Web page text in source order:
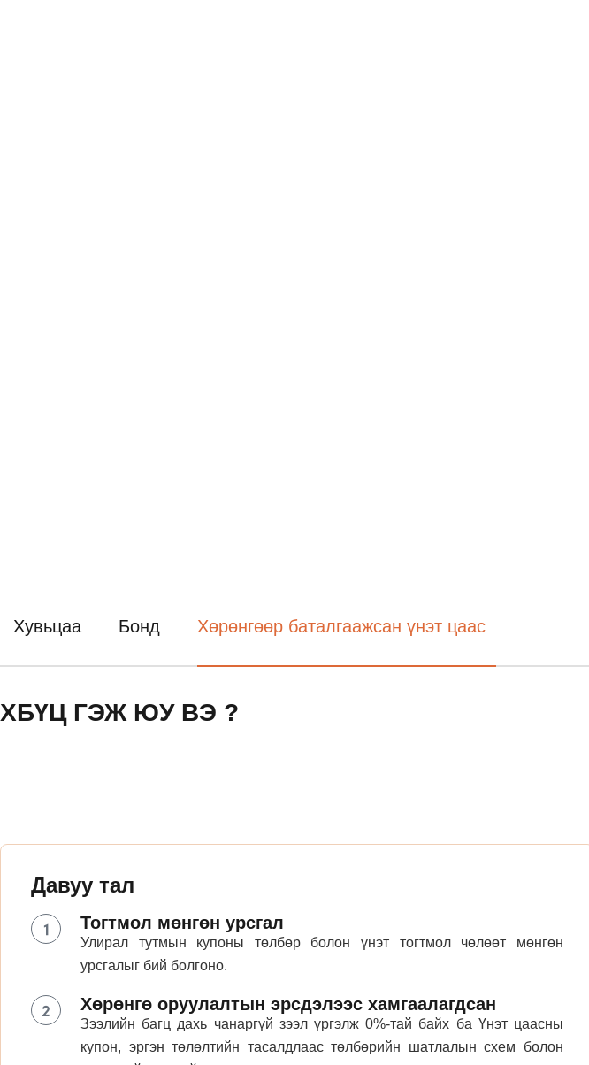
Хувьцаа Бонд Хөрөнгөөр баталгаажсан үнэт цаас
ХБҮЦ ГЭЖ ЮУ ВЭ ?
Давуу тал
Тогтмол мөнгөн урсгал
Улирал тутмын купоны төлбөр болон үнэт тогтмол чөлөөт мөнгөн
урсгалыг бий болгоно.
Хөрөнгө оруулалтын эрсдэлээс хамгаалагдсан
Зээлийн багц дахь чанаргүй зээл үргэлж 0%-тай байх ба Үнэт цаасны
купон, эргэн төлөлтийн тасалдлаас төлбөрийн шатлалын схем болон